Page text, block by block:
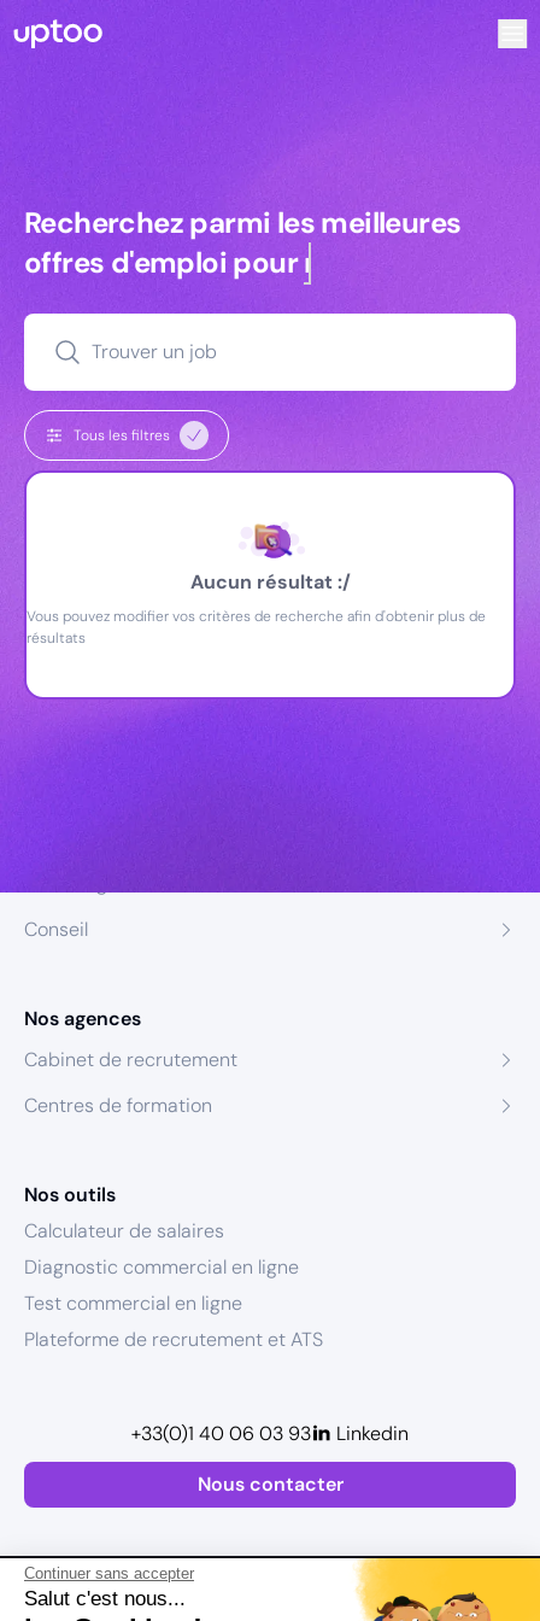
Continuer sans accepter
Salut c'est nous...
Recherchez parmi les meilleures
Recherchez parmi les meilleures
offres d'emploi pourmanagers
Trouver un job
Tous les filtres
Aucun résultat :/
Vous pouvez modifier vos critères de recherche afin d'obtenir plus de
résultats
Conseil
Nos agences
Cabinet de recrutement
Centres de formation
Nos outils
Calculateur de salaires
Diagnostic commercial en ligne
Test commercial en ligne
Plateforme de recrutement et ATS
Nous contacter
+33(0)1 40 06 03 93 Linkedin